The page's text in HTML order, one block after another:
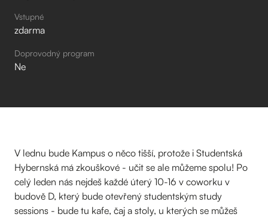
Vstupné
zdarma
Doprovodný program
Ne
V lednu bude Kampus o něco tišší, protože i Studentská
Hybernská má zkouškové - učit se ale můžeme spolu! Po
celý leden nás nejdeš každé úterý 10-16 v coworku v
budově D, který bude otevřený studentským study
sessions - bude tu kafe, čaj a stoly, u kterých se můžeš